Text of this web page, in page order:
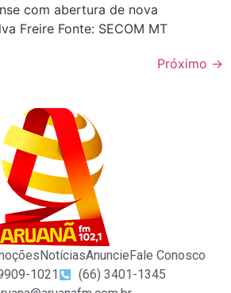
com abertura de nova
Freire Fonte: SECOM MT
Próximo →
NotíciasAnuncieFale Conosco
1021
(66) 3401-1345